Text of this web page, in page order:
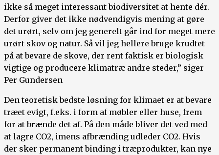
ikke så meget interessant biodiversitet at hente dér.
Derfor giver det ikke nødvendigvis mening at gøre
det urørt, selv om jeg generelt går ind for meget mere
urørt skov og natur. Så vil jeg hellere bruge krudtet
på at bevare de skove, der rent faktisk er biologisk
vigtige og producere klimatræ andre steder,” siger
Per Gundersen
Den teoretisk bedste løsning for klimaet er at bevare
træet evigt, f.eks. i form af møbler eller huse, frem
for at brænde det af. På den måde bliver det ved med
at lagre CO2, imens afbrænding udleder CO2. Hvis
der sker permanent binding i træprodukter, kan nye